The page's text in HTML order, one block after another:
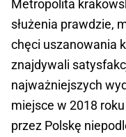
Metropolita
służenia prawdzie,
chęci uszanowania
znajdywali
najważniejszych
miejsce w 2018
przez Polskę